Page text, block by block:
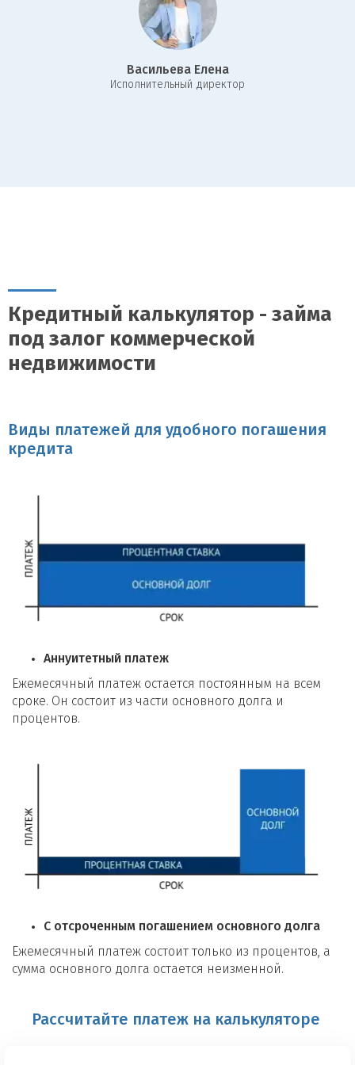
Кроме того, владельцы офисных, торговых или складских
помещений, которые хотят реализовать свой бизнес-потенциал и
получить выгодное финансирование на развитие, могут
наличие хорошего состояния залогового имущества и его
ликвидность играют ключевую роль в успешности получения
Васильева Елена
И сполнительный директор
Кредитный калькулятор - займа
под залог коммерческой
недвижимости
Виды платежей для удобного погашения
кредита
Аннуитетный платеж
Ежемесячный платеж остается постоянным на всем
сроке. Он состоит из части основного долга и
процентов.
С отсроченным погашением основного долга
Ежемесячный платеж состоит только из процентов, а
сумма основного долга остается неизменной.
Рассчитайте платеж на калькуляторе